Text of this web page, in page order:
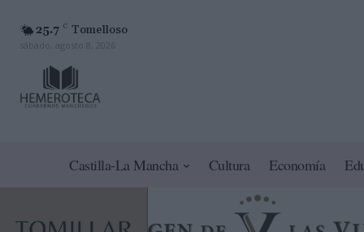
25.7 C Tomelloso
sábado, agosto 8, 2026
Castilla-La Mancha Cultura Economía